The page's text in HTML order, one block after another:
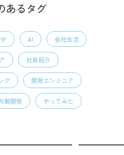
あるタグ
AI 会社生活
社員紹介
グ 開発エンジニア
製開発 やってみた